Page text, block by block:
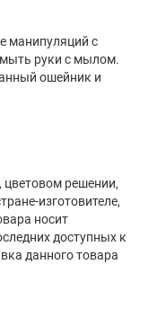
манипуляций с
руки с мылом.
ошейник и
цветовом решении,
изготовителе,
носит
доступных к
данного товара